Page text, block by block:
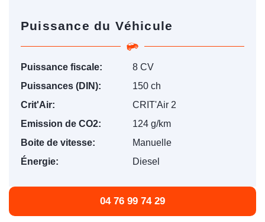
Puissance du Véhicule
Puissance fiscale:
8 CV
Puissances (DIN):
150 ch
Crit'Air:
CRIT'Air 2
Emission de CO2:
124 g/km
Boite de vitesse:
Manuelle
Énergie:
Diesel
04 76 99 74 29